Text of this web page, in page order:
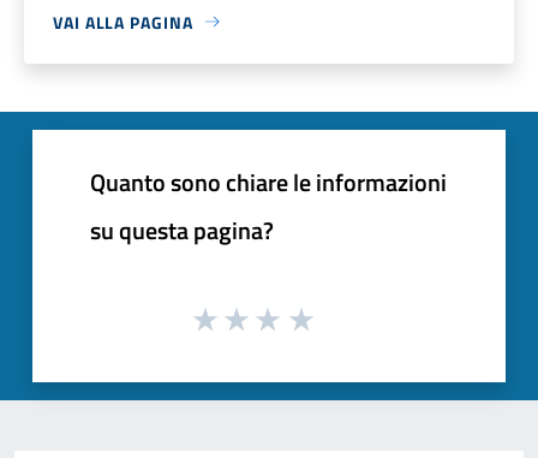
VAI ALLA PAGINA
Quanto sono chiare le informazioni
su questa pagina?